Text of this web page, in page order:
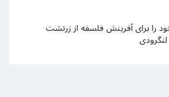
را برای آفرینش فلسفه از زرتشت